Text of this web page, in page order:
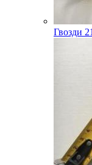
Гвозди